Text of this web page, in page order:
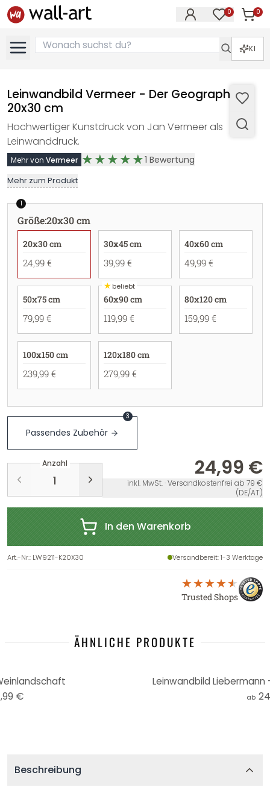
0 0
KI
Leinwandbild Vermeer - Der Geograph -
20x30 cm
Hochwertiger Kunstdruck von Jan Vermeer als
Leinwanddruck.
Mehr von Vermeer 1 Bewertung
Mehr zum Produkt
1
Größe:20x30 cm
20x30 cm
24,99 €
30x45 cm
39,99 €
40x60 cm
49,99 €
50x75 cm
79,99 €
★beliebt
60x90 cm
119,99 €
80x120 cm
159,99 €
100x150 cm
239,99 €
120x180 cm
279,99 €
Passendes Zubehör
3
Anzahl 24,99 €
inkl. MwSt. · Versandkostenfrei ab 79 €
(DE/AT)
In den Warenkorb
Art.-Nr.: LW9211-K20X30 Versandbereit: 1-3 Werktage
Trusted Shops
ÄHNLICHE PRODUKTE
€
Leinwandbild
ab
Beschreibung